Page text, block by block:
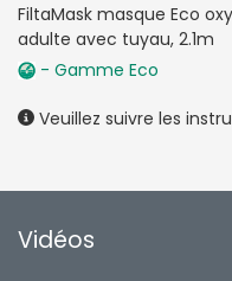
FiltaMask masque Eco
adulte avec tuyau, 2.1m
- Gamme Eco
Veuillez suivre les
Vidéos